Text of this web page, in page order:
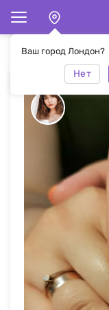
Ваш город Лондон?
Нет